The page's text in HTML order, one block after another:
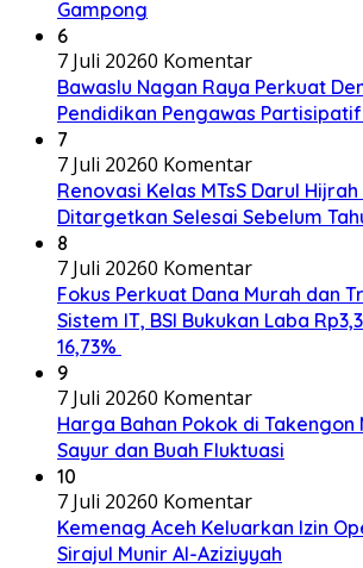
Gampong
6
7 Juli 20260 Komentar
Bawaslu Nagan Raya Perkuat
Pendidikan Pengawas Partisipatif
7
7 Juli 20260 Komentar
Renovasi Kelas MTsS Darul
Ditargetkan Selesai Sebelum
8
7 Juli 20260 Komentar
Fokus Perkuat Dana Murah dan
Sistem IT, BSI Bukukan Laba
16,73%
9
7 Juli 20260 Komentar
Harga Bahan Pokok di
Sayur dan Buah Fluktuasi
10
7 Juli 20260 Komentar
Kemenag Aceh Keluarkan Izin
Sirajul Munir Al-Aziziyyah